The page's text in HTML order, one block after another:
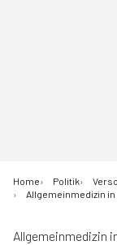
Home Politik
Allgemeinmedizin
Allgemeinmedizin